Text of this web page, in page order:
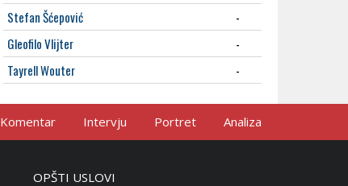
Stefan Šćepović
-
Gleofilo Vlijter
-
Tayrell Wouter
-
Komentar Intervju Portret Analiza
OPŠTI USLOVI